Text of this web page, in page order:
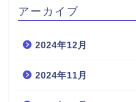
アーカイブ
2024年12月
2024年11月